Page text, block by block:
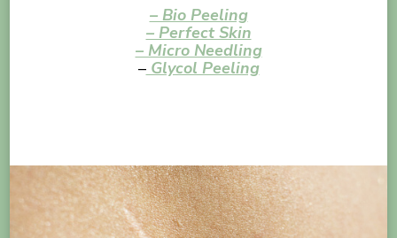
– Bio Peeling
– Perfect Skin
– Micro Needling
–Glycol Peeling